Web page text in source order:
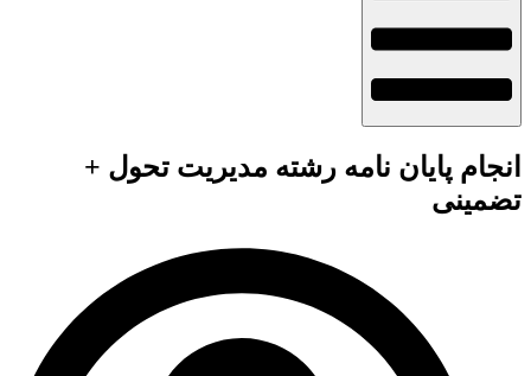
انجام پایان نامه رشته مدیریت تحول +
تضمینی